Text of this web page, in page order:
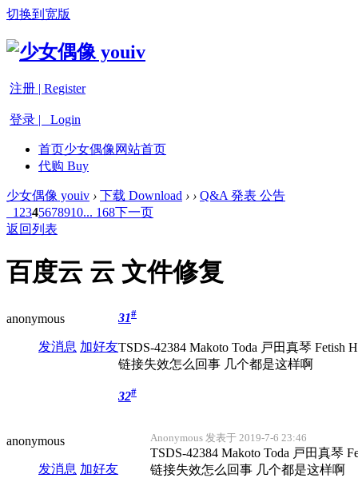
切换到宽版
注册 | Register
登录 | Login
首页少女偶像网站首页
代购 Buy
少女偶像 youiv › 下载 Download › › Q&A 発表 公告
1 2345678910... 168下一页
返回列表
百度云 云 文件修复
anonymous
发消息 加好友
31#
TSDS-42384 Makoto Toda 戸田真琴 Fetish
链接失效怎么回事 几个都是这样啊
anonymous
发消息 加好友
32#
Anonymous 发表于 2019-7-6 23:46
TSDS-42384 Makoto Toda 戸田真琴
链接失效怎么回事 几个都是这样啊